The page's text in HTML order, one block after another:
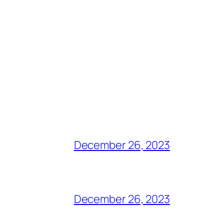
December 26, 2023
December 26, 2023